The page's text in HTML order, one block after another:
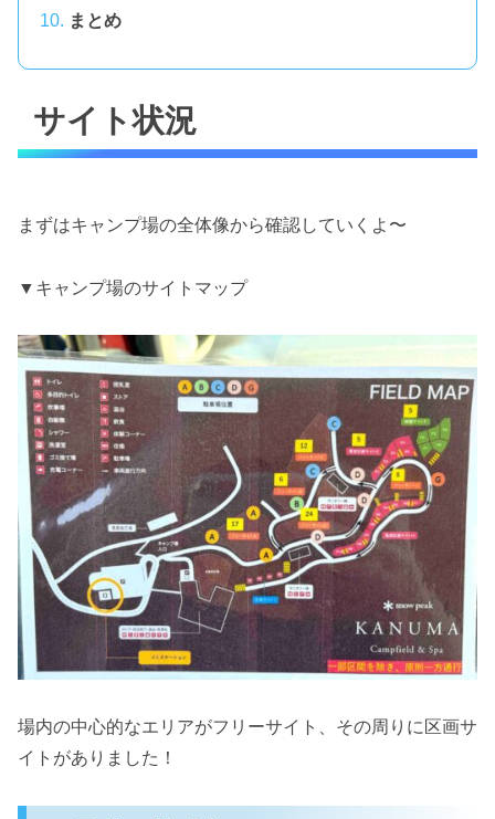
まとめ
サイト状況
まずはキャンプ場の全体像から確認していくよ〜
▼キャンプ場のサイトマップ
場内の中心的なエリアがフリーサイト、その周りに区画サ
イトがありました！